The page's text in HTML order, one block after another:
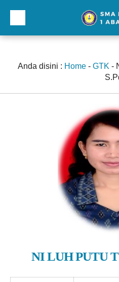
Profil
Kurikulum dan Kesiswaan
Sarana Prasarana
Anda disini : Home - GTK -
NI LUH PUTU